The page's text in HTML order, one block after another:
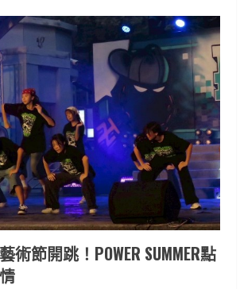
節開跳！POWER SUMMER點